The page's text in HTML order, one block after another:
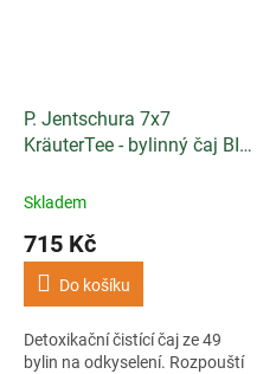
P. Jentschura 7x7
KräuterTee - bylinný čaj BIO
Skladem
715 Kč
Do košíku
Detoxikační čistící čaj ze 49
bylin na odkyselení. Rozpouští